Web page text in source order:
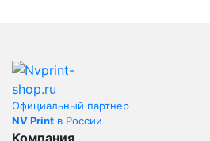
Официальный партнер
NV Print в России
Компания